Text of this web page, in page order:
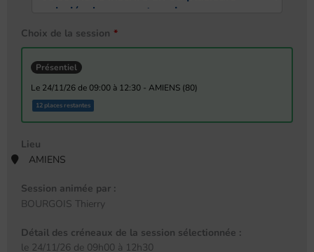
Choix de la session
Présentiel
le 24/11/26 de 09:00 à 12:30 - AMIENS (80)
12 places restantes
Lieu
AMIENS
Session animée par :
BOURGOIS Thierry
Détail des créneaux de la session sélectionnée :
le 24/11/26 de 09h00 à 12h30